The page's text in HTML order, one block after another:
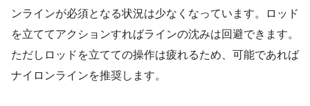
ンラインが必須となる状況は少なくなっています。ロッド
を立ててアクションすればラインの沈みは回避できます。
ただしロッドを立てての操作は疲れるため、可能であれば
ナイロンラインを推奨します。